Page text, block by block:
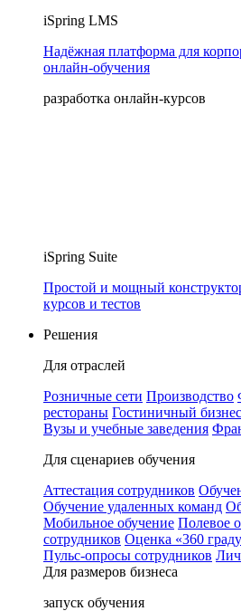
iSpring LMS
Надёжная платформа для
онлайн‑обучения
разработка онлайн-курсов
iSpring Suite
Простой и мощный
курсов и тестов
Решения
Для отраслей
Розничные сети Производство
рестораны Гостиничный бизнес
Вузы и учебные заведения
Для сценариев обучения
Аттестация сотрудников
Обучение удаленных команд
Мобильное обучение Полевое
сотрудников Оценка «360
Пульс-опросы сотрудников
Для размеров бизнеса
запуск обучения